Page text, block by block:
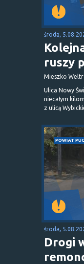
środa,
ruszy
Mieszko
Ulica Nowy
niecałym
z ulicą
POWIAT
środa,
Drogi